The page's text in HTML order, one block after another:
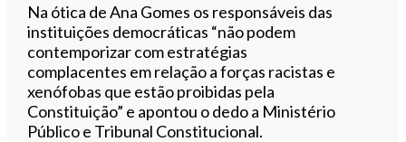
Na ótica de Ana Gomes os responsáveis das
instituições democráticas “não podem
contemporizar com estratégias
complacentes em relação a forças racistas e
xenófobas que estão proibidas pela
Constituição” e apontou o dedo a Ministério
Público e Tribunal Constitucional.